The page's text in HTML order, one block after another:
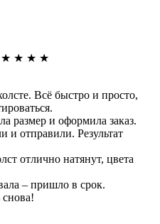
★ ★ ★ ★
Всё быстро и просто,
размер и оформила заказ.
и отправили. Результат
отлично натянут, цвета
– пришло в срок.